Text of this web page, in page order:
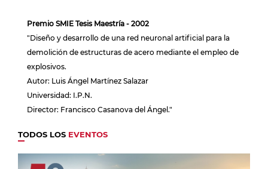
Premio SMIE Tesis Maestría - 2002
"Diseño y desarrollo de una red neuronal artificial para la
demolición de estructuras de acero mediante el empleo de
explosivos.
Autor: Luis Ángel Martínez Salazar
Universidad: I.P.N.
Director: Francisco Casanova del Ángel."
TODOS LOS EVENTOS